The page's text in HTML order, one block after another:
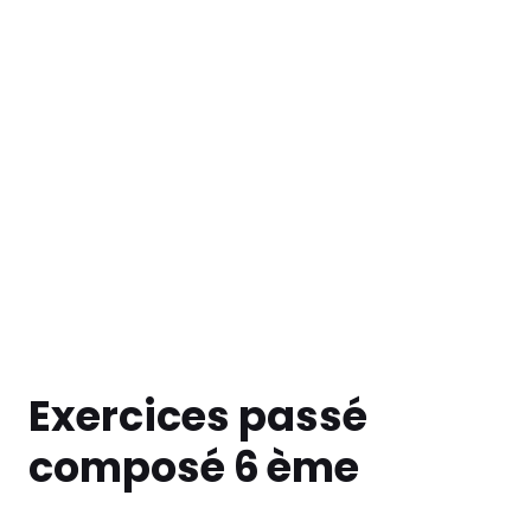
Exercices passé
composé 6ème